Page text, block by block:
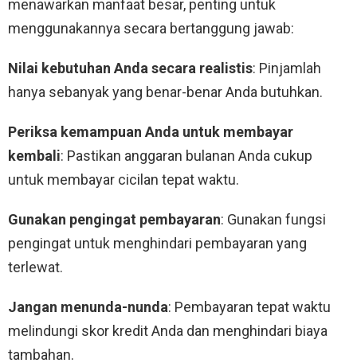
menawarkan manfaat besar, penting untuk
menggunakannya secara bertanggung jawab:
Nilai kebutuhan Anda secara realistis: Pinjamlah
hanya sebanyak yang benar-benar Anda butuhkan.
Periksa kemampuan Anda untuk membayar
kembali: Pastikan anggaran bulanan Anda cukup
untuk membayar cicilan tepat waktu.
Gunakan pengingat pembayaran: Gunakan fungsi
pengingat untuk menghindari pembayaran yang
terlewat.
Jangan menunda-nunda: Pembayaran tepat waktu
melindungi skor kredit Anda dan menghindari biaya
tambahan.